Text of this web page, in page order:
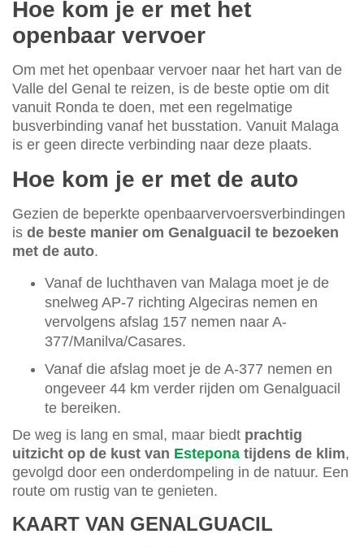
Hoe kom je er met het
openbaar vervoer
Om met het openbaar vervoer naar het hart van de
Valle del Genal te reizen, is de beste optie om dit
vanuit Ronda te doen, met een regelmatige
busverbinding vanaf het busstation. Vanuit Malaga
is er geen directe verbinding naar deze plaats.
Hoe kom je er met de auto
Gezien de beperkte openbaarvervoersverbindingen
is de beste manier om Genalguacil te bezoeken
met de auto.
Vanaf de luchthaven van Malaga moet je de
snelweg AP-7 richting Algeciras nemen en
vervolgens afslag 157 nemen naar A-
377/Manilva/Casares.
Vanaf die afslag moet je de A-377 nemen en
ongeveer 44 km verder rijden om Genalguacil
te bereiken.
De weg is lang en smal, maar biedt prachtig
uitzicht op de kust van Estepona tijdens de klim,
gevolgd door een onderdompeling in de natuur. Een
route om rustig van te genieten.
KAART VAN GENALGUACIL